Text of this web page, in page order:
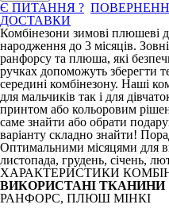
Є ПИТАННЯ ?
ДОСТАВКИ
Комбінезони зимові плюшеві
народження до 3 місяців.
ранфорсу та плюша, які
ручках допоможуть зберегти
середині комбінезону. Наші
для мальчиків так і для
принтом або кольоровим
саме знайти або обрати
варіанту складно знайти!
Оптимальними місяцями для
листопада, грудень, січень,
ХАРАКТЕРИСТИКИ
ВИКОРИСТАНІ ТКАНИНИ
РАНФОРС, ПЛЮШ МІНКІ